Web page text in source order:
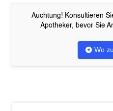
Auchtung! Konsultieren
Apotheker, bevor Sie
Wo